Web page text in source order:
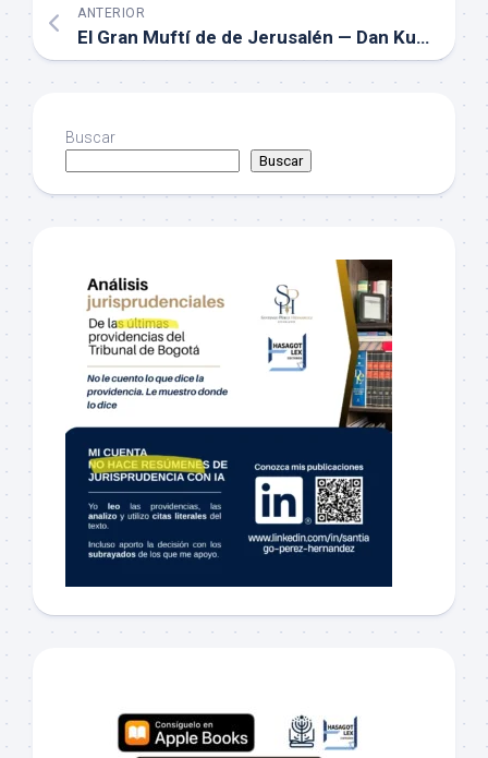
ANTERIOR
El Gran Muftí de de Jerusalén — Dan Kurzman
Buscar
Buscar